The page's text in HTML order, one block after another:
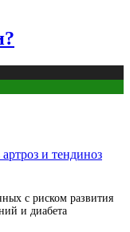
и тендиноз
с риском развития
и диабета